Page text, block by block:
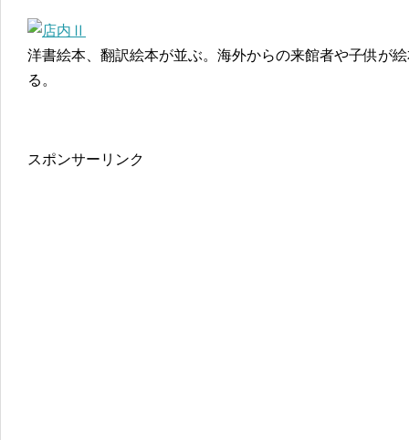
洋書絵本、翻訳絵本が並ぶ。海外からの来館者や子供が
る。
スポンサーリンク